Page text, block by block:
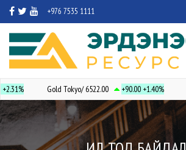
+976 7535 1111
+2.31% Gold Tokyo/ 6522.00 +90.00+1.40%